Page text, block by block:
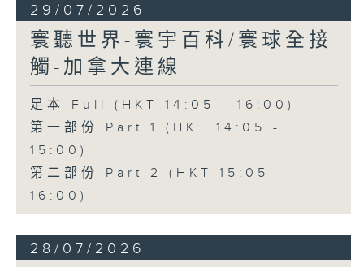
29/07/2026
寰聽世界-寰宇百科/寰球全接
觸-加拿大連線
足本 Full (HKT 14:05 - 16:00)
第一部份 Part 1 (HKT 14:05 -
15:00)
第二部份 Part 2 (HKT 15:05 -
16:00)
28/07/2026